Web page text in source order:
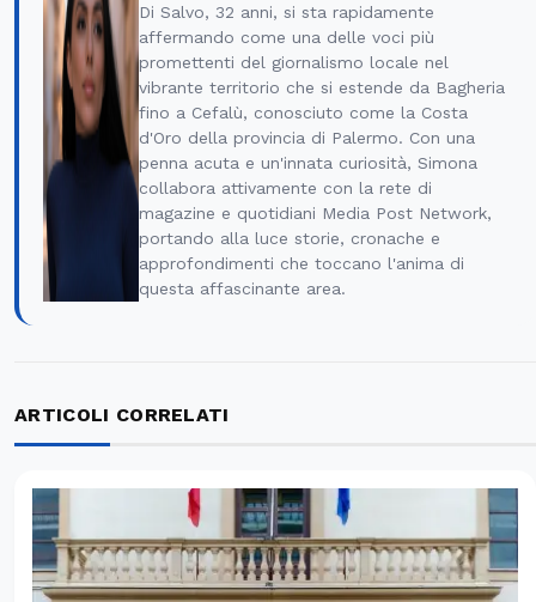
Di Salvo, 32 anni, si sta rapidamente
affermando come una delle voci più
promettenti del giornalismo locale nel
vibrante territorio che si estende da Bagheria
fino a Cefalù, conosciuto come la Costa
d'Oro della provincia di Palermo. Con una
penna acuta e un'innata curiosità, Simona
collabora attivamente con la rete di
magazine e quotidiani Media Post Network,
portando alla luce storie, cronache e
approfondimenti che toccano l'anima di
questa affascinante area.
ARTICOLI CORRELATI